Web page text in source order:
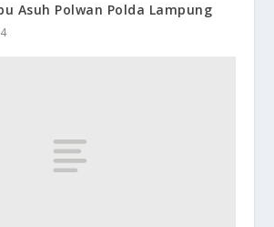
Asuh Polwan Polda Lampung